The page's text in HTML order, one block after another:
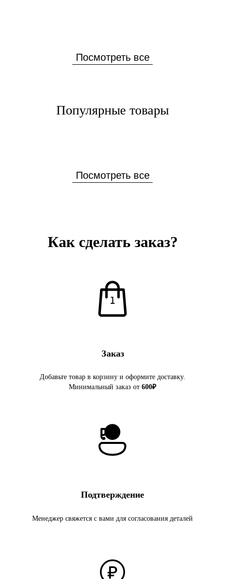
Посмотреть все
Популярные товары
Посмотреть все
Как сделать заказ?
Заказ
Добавьте товар в корзину и оформите доставку.
Минимальный заказ от 600₽
Подтверждение
Менеджер свяжется с вами для согласования деталей